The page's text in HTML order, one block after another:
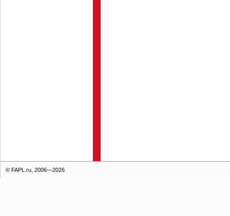
© FAPL.ru, 2006—2026